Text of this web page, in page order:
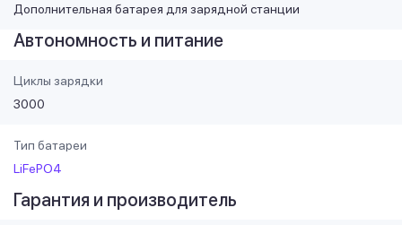
Дополнительная батарея для зарядной станции
Автономность и питание
Циклы зарядки
3000
Тип батареи
LiFePO4
Гарантия и производитель